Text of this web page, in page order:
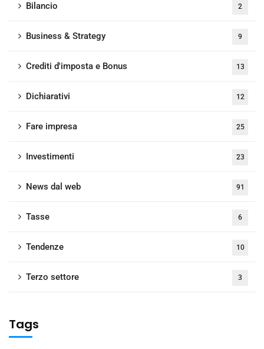
Bilancio 2
Business & Strategy 9
Crediti d'imposta e Bonus 13
Dichiarativi 12
Fare impresa 25
Investimenti 23
News dal web 91
Tasse 6
Tendenze 10
Terzo settore 3
Tags